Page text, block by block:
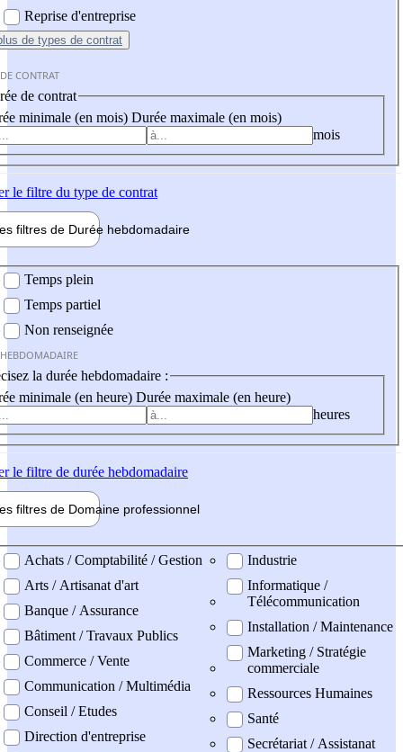
Reprise d'entreprise
de types de contrat
CONTRAT
de contrat
minimale (en mois) Durée maximale (en mois)
mois
le filtre du type de contrat
filtres de Durée hebdomadaire
Temps plein
Temps partiel
Non renseignée
la durée hebdomadaire :
minimale (en heure) Durée maximale (en heure)
heures
le filtre de durée hebdomadaire
filtres de Domaine professionnel
professionel
Achats / Comptabilité / Gestion
Arts / Artisanat d'art
Banque / Assurance
Bâtiment / Travaux Publics
Commerce / Vente
Communication / Multimédia
Conseil / Etudes
Direction d'entreprise
Industrie
Informatique /
Télécommunication
Installation / Maintenance
Marketing / Stratégie
commerciale
Ressources Humaines
Santé
Secrétariat / Assistanat